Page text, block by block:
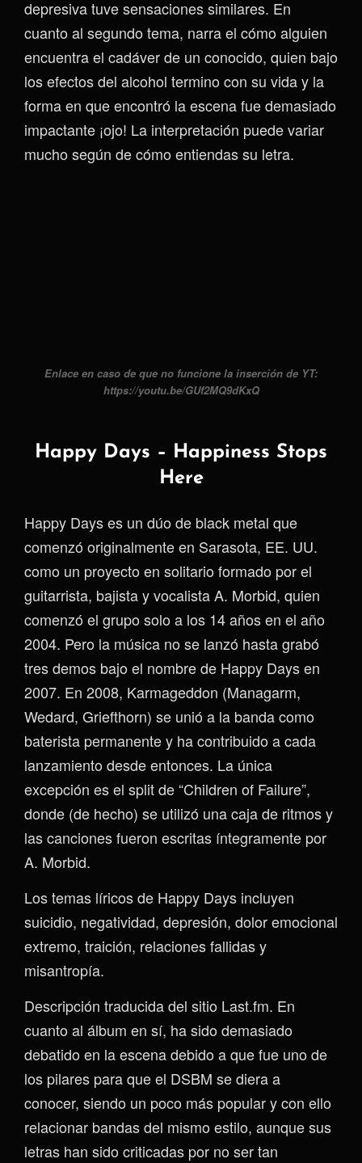
depresiva tuve sensaciones similares. En
cuanto al segundo tema, narra el cómo alguien
encuentra el cadáver de un conocido, quien bajo
los efectos del alcohol termino con su vida y la
forma en que encontró la escena fue demasiado
impactante ¡ojo! La interpretación puede variar
mucho según de cómo entiendas su letra.
Enlace en caso de que no funcione la inserción de YT:
https://youtu.be/GUf2MQ9dKxQ
Happy Days – Happiness Stops
Here
Happy Days es un dúo de black metal que
comenzó originalmente en Sarasota, EE. UU.
como un proyecto en solitario formado por el
guitarrista, bajista y vocalista A. Morbid, quien
comenzó el grupo solo a los 14 años en el año
2004. Pero la música no se lanzó hasta grabó
tres demos bajo el nombre de Happy Days en
2007. En 2008, Karmageddon (Managarm,
Wedard, Griefthorn) se unió a la banda como
baterista permanente y ha contribuido a cada
lanzamiento desde entonces. La única
excepción es el split de “Children of Failure”,
donde (de hecho) se utilizó una caja de ritmos y
las canciones fueron escritas íntegramente por
A. Morbid.
Los temas líricos de Happy Days incluyen
suicidio, negatividad, depresión, dolor emocional
extremo, traición, relaciones fallidas y
misantropía.
Descripción traducida del sitio Last.fm. En
cuanto al álbum en sí, ha sido demasiado
debatido en la escena debido a que fue uno de
los pilares para que el DSBM se diera a
conocer, siendo un poco más popular y con ello
relacionar bandas del mismo estilo, aunque sus
letras han sido criticadas por no ser tan